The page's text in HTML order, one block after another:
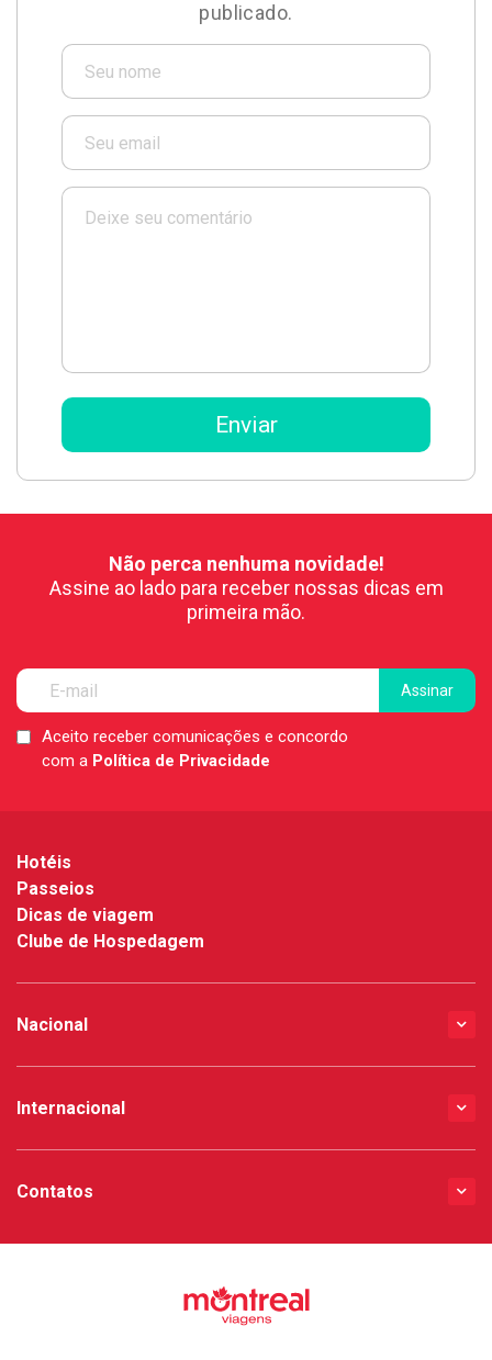
publicado.
Não perca nenhuma novidade!
Assine ao lado para receber nossas dicas em
primeira mão.
LGPDAceito receber comunicações e concordo
com a Política de Privacidade
Hotéis
Passeios
Dicas de viagem
Clube de Hospedagem
Nacional
Internacional
Contatos